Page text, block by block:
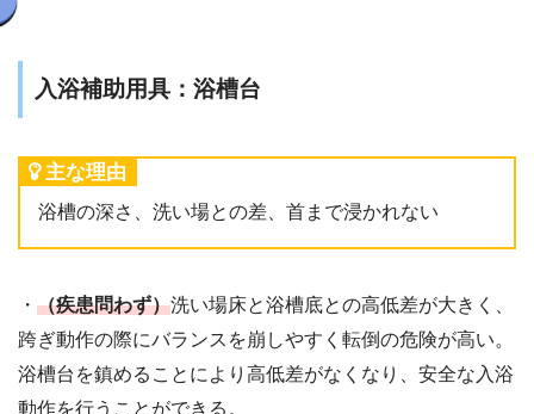
入浴補助用具：浴槽台
主な理由
浴槽の深さ、洗い場との差、首まで浸かれない
・ （疾患問わず）洗い場床と浴槽底との高低差が大きく、
跨ぎ動作の際にバランスを崩しやすく転倒の危険が高い。
浴槽台を鎮めることにより高低差がなくなり、安全な入浴
動作を行うことができる。